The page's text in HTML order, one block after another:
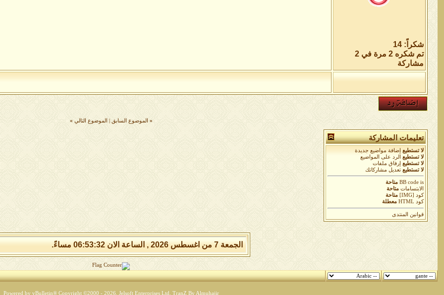
شكراً: 14
تم شكره 2 مرة في 2
مشاركة
« الموضوع السابق الموضوع التالي »
تعليمات المشاركة
لا تستطيع
إضافة مواضيع جديدة
لا تستطيع
الرد على المواضيع
لا تستطيع
إرفاق ملفات
لا تستطيع تعديل مشاركاتك
BB codeis
متاحة
الابتسامات متاحة
كود [IMG]
متاحة
كود HTML
معطلة
قوانين المنتدى
الجمعة 7 من اغسطس 2026 , الساعة الان 06:53:33 مساءً.
Powered by vBulletin® Copyright ©2000 - 2026, Jelsoft Enterprises Ltd. TranZ By Almuhajir